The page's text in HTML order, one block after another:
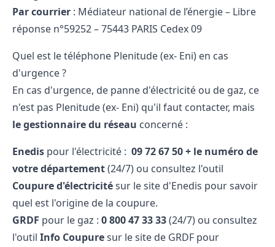
Par courrier : Médiateur national de l’énergie – Libre
réponse n°59252 – 75443 PARIS Cedex 09
Quel est le téléphone Plenitude (ex- Eni) en cas
d'urgence ?
En cas d'urgence, de panne d'électricité ou de gaz, ce
n'est pas Plenitude (ex- Eni) qu'il faut contacter, mais
le gestionnaire du réseau concerné :
Enedis pour l'électricité : 09 72 67 50 + le numéro de
votre département(24/7) ou consultez l'outil
Coupure d'électricitésur le site d'Enedis pour savoir
quel est l'origine de la coupure.
GRDF pour le gaz : 0​ 800​ 47​ 33​ 33(24/7) ou consultez
l'outil Info Coupuresur le site de GRDF pour